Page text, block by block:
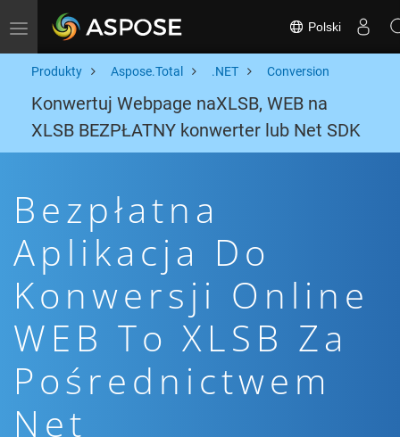
Toggle navigation Polski
Produkty Aspose.Total .NET Conversion
Konwertuj Webpage naXLSB, WEB na
XLSB BEZPŁATNY konwerter lub Net SDK
Bezpłatna
Aplikacja Do
Konwersji Online
WEB To XLSB Za
Pośrednictwem
Net